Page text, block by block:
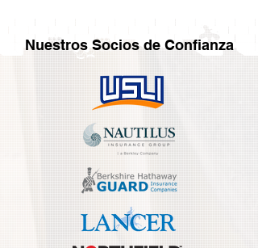
Nuestros Socios de Confianza